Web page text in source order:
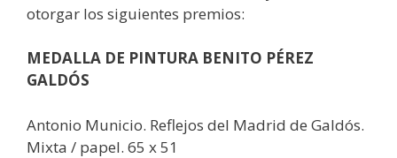
otorgar los siguientes premios:
MEDALLA DE PINTURA BENITO PÉREZ
GALDÓS
Antonio Municio. Reflejos del Madrid de Galdós.
Mixta / papel. 65 x 51